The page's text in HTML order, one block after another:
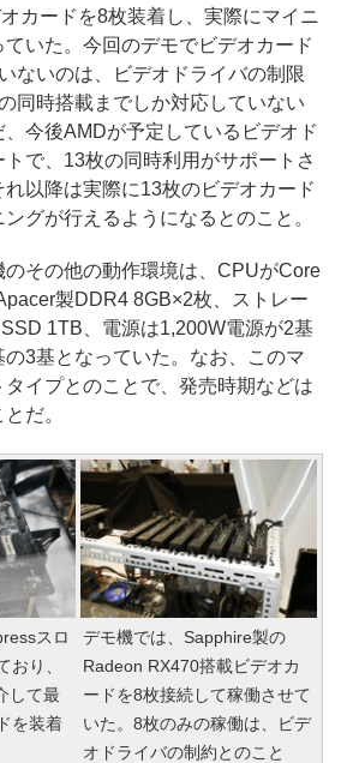
カードを8枚装着し、実際にマイニ
いた。今回のデモでビデオカード
ないのは、ビデオドライバの制限
同時搭載までしか対応していない
今後AMDが予定しているビデオド
で、13枚の同時利用がサポートさ
以降は実際に13枚のビデオカード
グが行えるようになるとのこと。
その他の動作環境は、CPUがCore
製DDR4 8GB×2枚、ストレー
1TB、電源は1,200W電源が2基
3基となっていた。なお、このマ
イプとのことで、発売時期などは
だ。
スロ
おり、
して最
を装着
デモ機では、Sapphire製の
Radeon RX470搭載ビデオカ
ードを8枚接続して稼働させて
いた。8枚のみの稼働は、ビデ
オドライバの制約とのこと